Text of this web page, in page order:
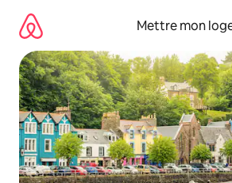
directement
contenu
Mettre mon